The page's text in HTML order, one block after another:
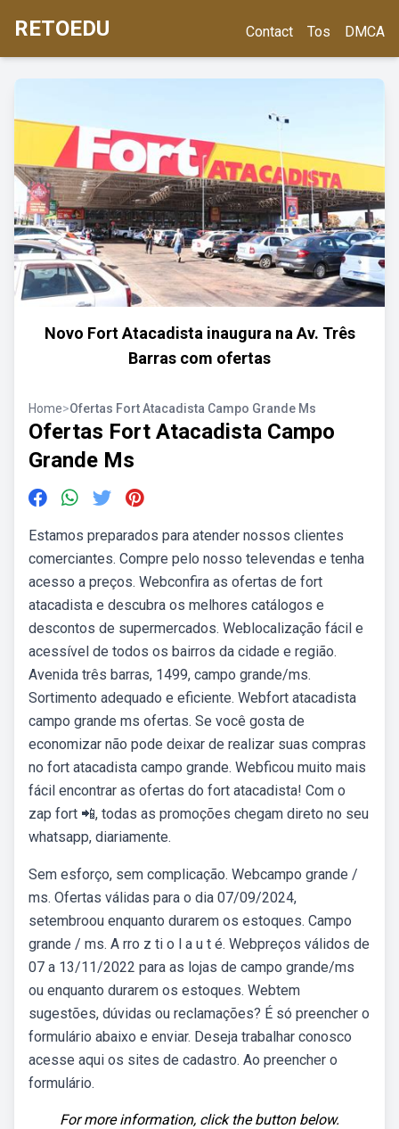
RETOEDU Contact Tos DMCA
Novo Fort Atacadista inaugura na Av. Três
Barras com ofertas
Home>Ofertas Fort Atacadista Campo Grande Ms
Ofertas Fort Atacadista Campo
Grande Ms
Estamos preparados para atender nossos clientes
comerciantes. Compre pelo nosso televendas e tenha
acesso a preços. Webconfira as ofertas de fort
atacadista e descubra os melhores catálogos e
descontos de supermercados. Weblocalização fácil e
acessível de todos os bairros da cidade e região.
Avenida três barras, 1499, campo grande/ms.
Sortimento adequado e eficiente. Webfort atacadista
campo grande ms ofertas. Se você gosta de
economizar não pode deixar de realizar suas compras
no fort atacadista campo grande. Webficou muito mais
fácil encontrar as ofertas do fort atacadista! Com o
zap fort 📲, todas as promoções chegam direto no seu
whatsapp, diariamente.
Sem esforço, sem complicação. Webcampo grande /
ms. Ofertas válidas para o dia 07/09/2024,
setembroou enquanto durarem os estoques. Campo
grande / ms. A rro z ti o l a u t é. Webpreços válidos de
07 a 13/11/2022 para as lojas de campo grande/ms
ou enquanto durarem os estoques. Webtem
sugestões, dúvidas ou reclamações? É só preencher o
formulário abaixo e enviar. Deseja trabalhar conosco
acesse aqui os sites de cadastro. Ao preencher o
formulário.
For more information, click the button below.